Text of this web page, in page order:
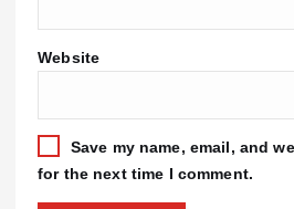
Website
Save my name, email, and
for the next time I comment.